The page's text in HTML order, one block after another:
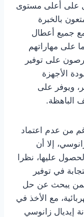
على أعلى مستوى
بالخبرة
مع جميع أعطال
على مهاراتهم
على توفير
الأجهزة
ويوفر على
الباهظة.
من عدم اعتماد
إلا أن
عليها، نظرا
في توفير
لمن يبحث عن حل
مع الأخذ في
إيديال زانوسي